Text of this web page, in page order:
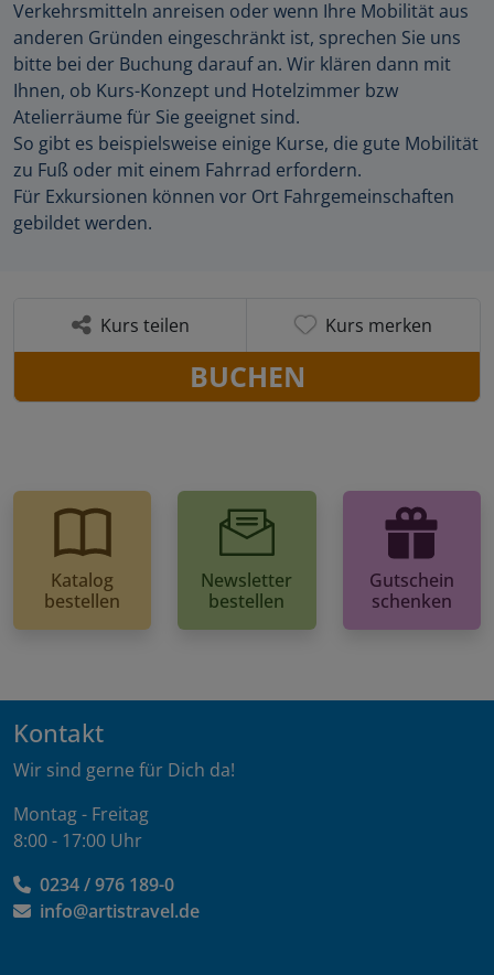
Verkehrsmitteln anreisen oder wenn Ihre Mobilität aus
anderen Gründen eingeschränkt ist, sprechen Sie uns
bitte bei der Buchung darauf an. Wir klären dann mit
Ihnen, ob Kurs-Konzept und Hotelzimmer bzw
Atelierräume für Sie geeignet sind.
So gibt es beispielsweise einige Kurse, die gute Mobilität
zu Fuß oder mit einem Fahrrad erfordern.
Für Exkursionen können vor Ort Fahrgemeinschaften
gebildet werden.
Kurs teilen Kurs merken
BUCHEN
Katalog
bestellen
Newsletter
bestellen
Gutschein
schenken
Kontakt
Wir sind gerne für Dich da!
Montag - Freitag
8:00 - 17:00 Uhr
0234 / 976 189-0
info@artistravel.de